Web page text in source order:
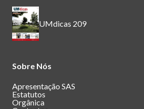
UMdicas 209
Sobre Nós
Apresentação SAS
Estatutos
Orgânica